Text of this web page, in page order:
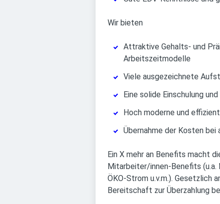
Wir bieten
Attraktive Gehalts- und
Arbeitszeitmodelle
Viele ausgezeichnete
Eine solide Einschulung
Hoch moderne und
Übernahme der Kosten
Ein X mehr an Benefits macht
Mitarbeiter/innen-Benefits
ÖKO-Strom u.v.m.). Gesetzlich
Bereitschaft zur Überzahlung